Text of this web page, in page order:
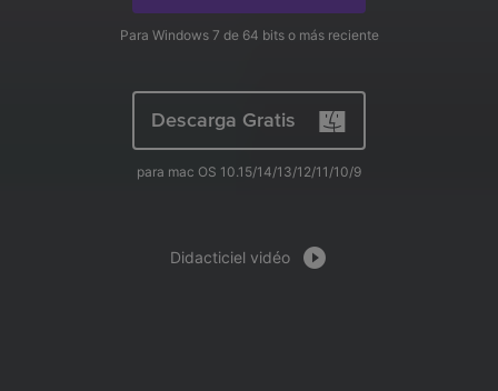
Usuarios de Mac
MÁS SOLUCIONES
¿Qué hay de nuevo?Para Windows 7 de 64 bits o más reciente
Descarga Gratis
para mac OS 10.15/14/13/12/11/10/9
Didacticiel vidéo